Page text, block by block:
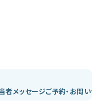
者メッセージご予約・お問